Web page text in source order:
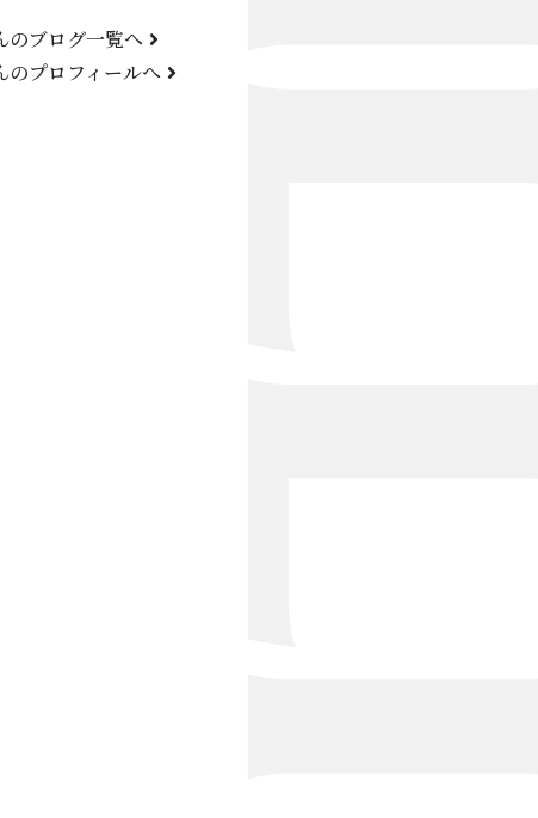
KARMA
のブログ一覧へ
のプロフィールへ